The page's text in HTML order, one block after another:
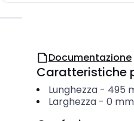
Documentazione
Caratteristiche
Lunghezza- 495
Larghezza- 0 mm